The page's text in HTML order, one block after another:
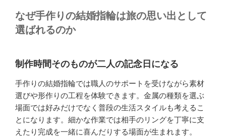
なぜ手作りの結婚指輪は旅の思い出として
選ばれるのか
制作時間そのものが二人の記念日になる
手作りの結婚指輪では職人のサポートを受けながら素材
選びや形作りの工程を体験できます。金属の種類を選ぶ
場面では好みだけでなく普段の生活スタイルも考えるこ
とになります。細かな作業では相手のリングを丁寧に支
えたり完成を一緒に喜んだりする場面が生まれます。